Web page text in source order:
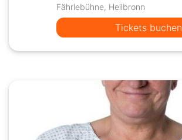
Fährlebühne, Heilbronn
Tickets buchen